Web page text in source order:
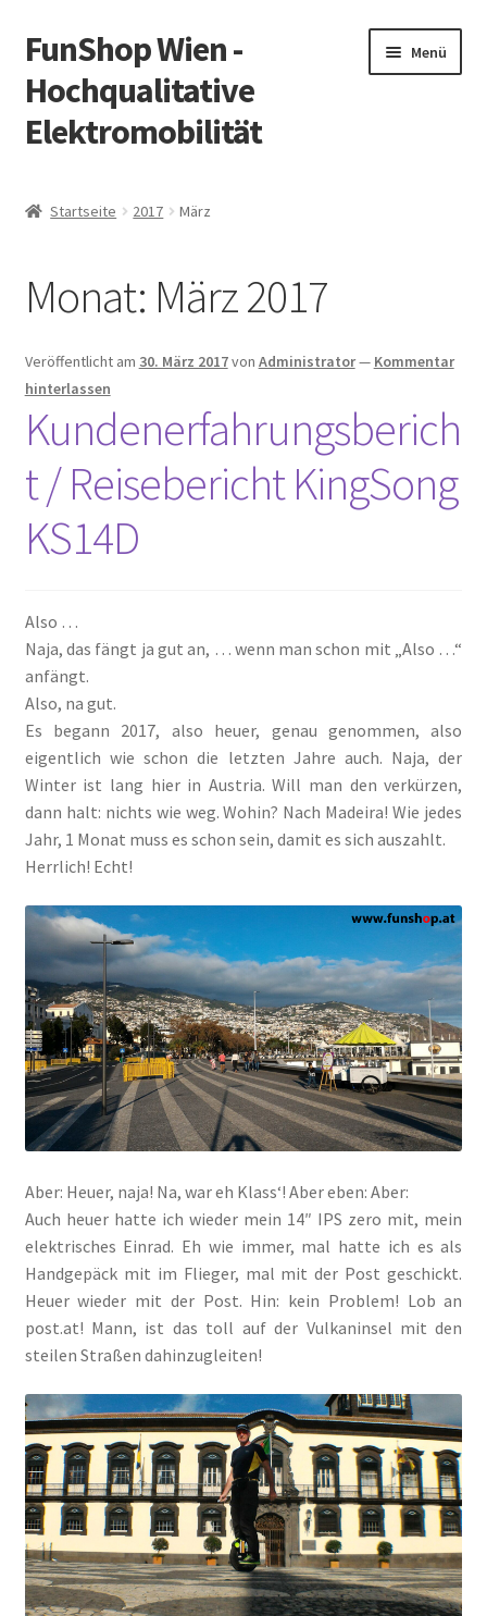
Zur
Navigation
springen
Zum
Inhalt
springen
FunShop Wien -
Hochqualitative
Elektromobilität
Menü
Vorsicht Internetbetrug
Über FunShop
öffnen
Impressum
Zum Onlineshop in der Web Version
Startseite 2017 März
Monat: März 2017
Veröffentlicht am 30. März 2017von Administrator— Kommentar
hinterlassen
Kundenerfahrungsberich
t / Reisebericht KingSong
KS14D
Also …
Naja, das fängt ja gut an, … wenn man schon mit „Also …“
anfängt.
Also, na gut.
Es begann 2017, also heuer, genau genommen, also
eigentlich wie schon die letzten Jahre auch. Naja, der
Winter ist lang hier in Austria. Will man den verkürzen,
dann halt: nichts wie weg. Wohin? Nach Madeira! Wie jedes
Jahr, 1 Monat muss es schon sein, damit es sich auszahlt.
Herrlich! Echt!
Aber: Heuer, naja! Na, war eh Klass‘! Aber eben: Aber:
Auch heuer hatte ich wieder mein 14″ IPS zero mit, mein
elektrisches Einrad. Eh wie immer, mal hatte ich es als
Handgepäck mit im Flieger, mal mit der Post geschickt.
Heuer wieder mit der Post. Hin: kein Problem! Lob an
post.at! Mann, ist das toll auf der Vulkaninsel mit den
steilen Straßen dahinzugleiten!